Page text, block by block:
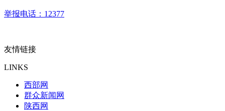
举报电话：12377
友情链接
LINKS
西部网
群众新闻网
陕西网